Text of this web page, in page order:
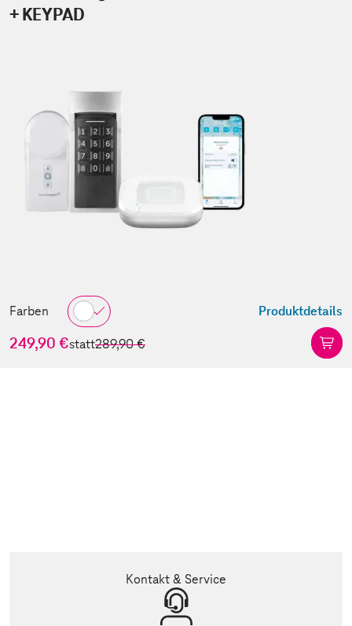
+ KEYPAD
Farben Produktdetails
249,90 €statt289,90 €
Kontakt & Service